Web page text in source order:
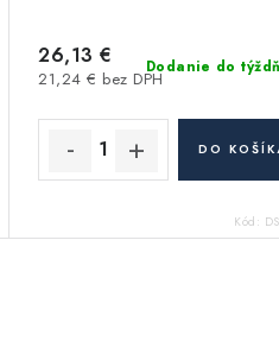
Dodanie do
21,24 € bez DPH
26,13 €
DO
Kód: